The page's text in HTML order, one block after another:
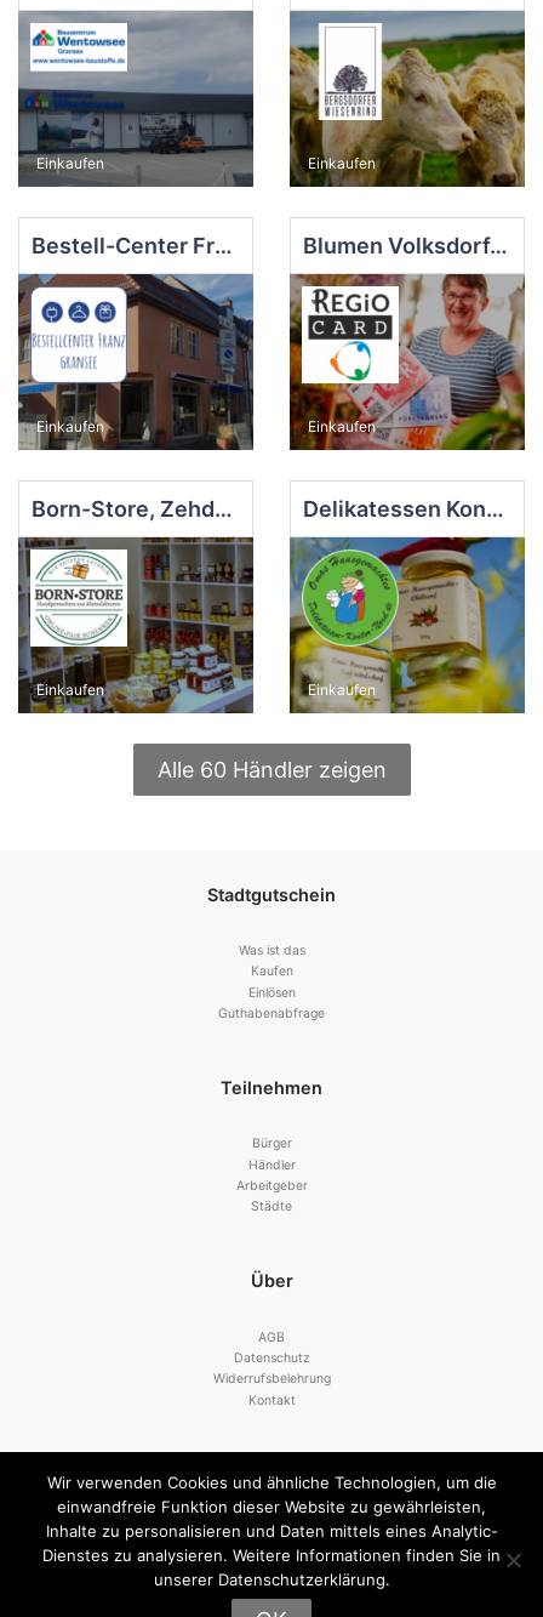
Einkaufen Einkaufen
Bestell-Center Franz, Gransee
Einkaufen
Blumen Volksdorf, Zehdenick
Einkaufen
Born-Store, Zehdenick
Einkaufen
Delikatessen Kontor, Gransee
Einkaufen
Alle 60 Händler zeigen
Stadtgutschein
Was ist das
Kaufen
Einlösen
Guthabenabfrage
Teilnehmen
Bürger
Händler
Arbeitgeber
Städte
Über
AGB
Datenschutz
Widerrufsbelehrung
Kontakt
Zahlen mit
Wir verwenden Cookies und ähnliche Technologien, um die
einwandfreie Funktion dieser Website zu gewährleisten,
Inhalte zu personalisieren und Daten mittels eines Analytic-
Dienstes zu analysieren. Weitere Informationen finden Sie in
unserer Datenschutzerklärung.